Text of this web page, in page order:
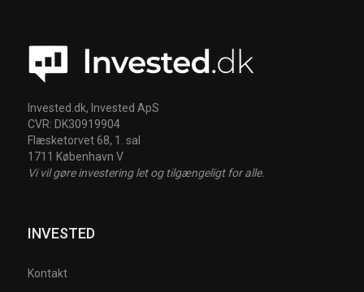
Invested.dk, Invested ApS
CVR: DK30919904
Flæsketorvet 68, 1. sal
1711 København V
Vi vil gøre investering let og tilgængeligt for alle.
INVESTED
Kontakt